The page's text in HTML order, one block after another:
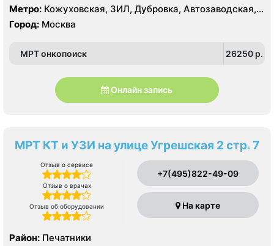
Нагатино-Садовники, Нагатинский Затон, Нагорный
Метро: Кожуховская, ЗИЛ, Дубровка, Автозаводская,
Нагатинская, Технопарк, Тульская, Угрешская
Город: Москва
МРТ онкопоиск 26250 p.
Онлайн запись
МРТ КТ и УЗИ на улице Угрешская 2 стр. 7
Отзыв о сервисе
Отзыв о врачах
Отзыв об оборудовании
+7(495)822-49-09
На карте
Район: Печатники